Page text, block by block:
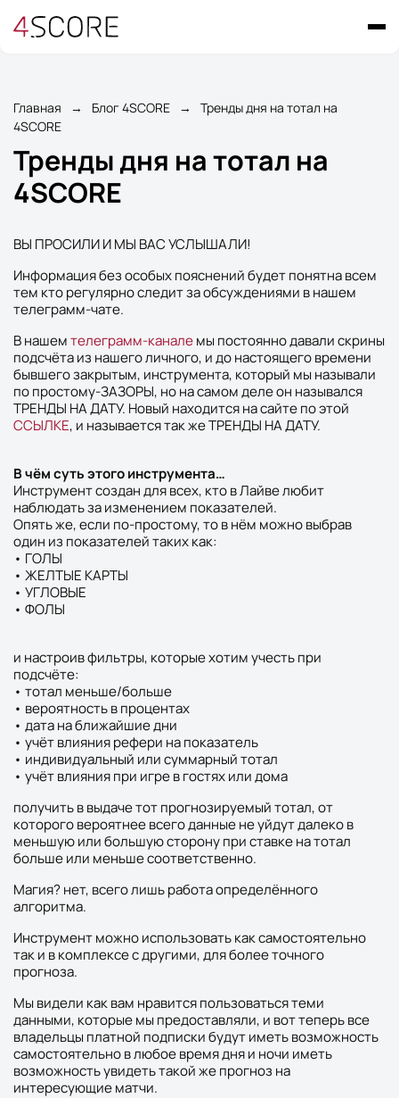
Главная → Блог 4SCORE →
Тренды дня на тотал на
4SCORE
Тренды дня на тотал на
4SCORE
ВЫ ПРОСИЛИ И МЫ ВАС УСЛЫШАЛИ!
Информация без особых пояснений будет понятна всем
тем кто регулярно следит за обсуждениями в нашем
телеграмм-чате.
В нашемтелеграмм-каналемы постоянно давали скрины
подсчёта из нашего личного, и до настоящего времени
бывшего закрытым, инструмента, который мы называли
по простому-ЗАЗОРЫ, но на самом деле он назывался
ТРЕНДЫ НА ДАТУ. Новый находится на сайте по этой
ССЫЛКЕ, и называется так же ТРЕНДЫ НА ДАТУ.
В чём суть этого инструмента…
Инструмент создан для всех, кто в Лайве любит
наблюдать за изменением показателей.
Опять же, если по-простому, то в нём можно выбрав
один из показателей таких как:
• ГОЛЫ
• ЖЕЛТЫЕ КАРТЫ
• УГЛОВЫЕ
• ФОЛЫ
и настроив фильтры, которые хотим учесть при
подсчёте:
• тотал меньше/больше
• вероятность в процентах
• дата на ближайшие дни
• учёт влияния рефери на показатель
• индивидуальный или суммарный тотал
• учёт влияния при игре в гостях или дома
получить в выдаче тот прогнозируемый тотал, от
которого вероятнее всего данные не уйдут далеко в
меньшую или большую сторону при ставке на тотал
больше или меньше соответственно.
Магия? нет, всего лишь работа определённого
алгоритма.
Инструмент можно использовать как самостоятельно
так и в комплексе с другими, для более точного
прогноза.
Мы видели как вам нравится пользоваться теми
данными, которые мы предоставляли, и вот теперь все
владельцы платной подписки будут иметь возможность
самостоятельно в любое время дня и ночи иметь
возможность увидеть такой же прогноз на
интересующие матчи.